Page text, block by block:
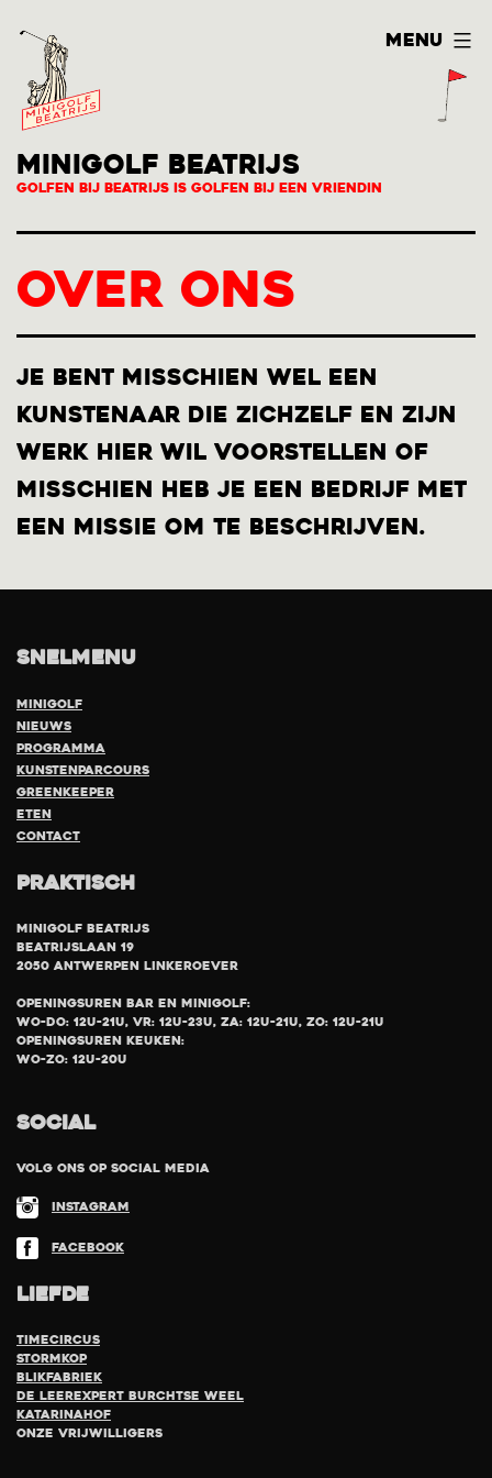
naar
de
inhoud
MINIGOLF BEATRIJS
Golfen bij Beatrijs is Golfen bij een vriendin
Menu
Over ons
Je bent misschien wel een
kunstenaar die zichzelf en zijn
werk hier wil voorstellen of
misschien heb je een bedrijf met
een missie om te beschrijven.
Snelmenu
Minigolf
Nieuws
Programma
Kunstenparcours
Greenkeeper
eten
Contact
Praktisch
Minigolf Beatrijs
Beatrijslaan 19
2050 Antwerpen Linkeroever
Openingsuren bar en minigolf:
Wo-Do: 12u-21u, Vr: 12u-23u, Za: 12u-21u, Zo: 12u-21u
Openingsuren keuken:
Wo-Zo: 12u-20u
SOCIAL
Volg ons op social media
Instagram
Facebook
LIEFDE
TimeCircus
Stormkop
Blikfabriek
De Leerexpert Burchtse Weel
Katarinahof
Onze vrijwilligers